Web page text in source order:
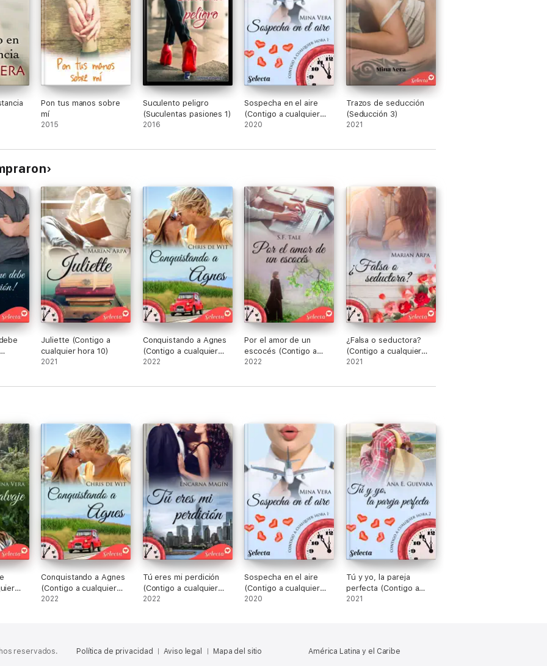
Pon tus manos sobre
mí
2015
Suculento peligro
(Suculentas pasiones 1)
2016
Sospecha en el aire
(Contigo a cualquier
hora 1)
2020
Trazos de seducción
(Seducción 3)
2021
Juliette (Contigo a
cualquier hora 10)
2021
Conquistando a Agnes
(Contigo a cualquier
hora 16)
2022
Por el amor de un
escocés (Contigo a
cualquier hora 14)
2022
¿Falsa o seductora?
(Contigo a cualquier
hora 9)
2021
Conquistando a Agnes
(Contigo a cualquier
hora 16)
2022
Tú eres mi perdición
(Contigo a cualquier
hora 17)
2022
Sospecha en el aire
(Contigo a cualquier
hora 1)
2020
Tú y yo, la pareja
perfecta (Contigo a
cualquier hora 2)
2021
América Latina y el Caribe
reservados. Política de privacidad Aviso legal Mapa del sitio